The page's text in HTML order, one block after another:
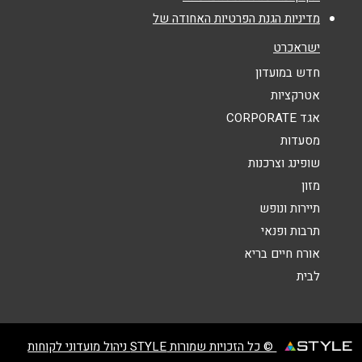
אנא חזרו אלי בקשר ל...
הודעה
מדיניות הגנת הפרטיות האחודה של
ישראכרט
חדש במועדון
אטרקציות
אגד CORPORATE
מסעדות
שופינג וצרכנות
מזון
תיירות ונופש
תרבות ופנאי
אורח חיים בריא
לבית
© כל הזכויות שמורות STYLE ניהול מועדוני לקוחות